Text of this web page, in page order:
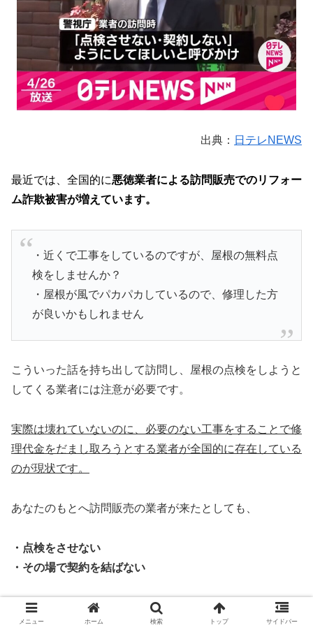
出典： 日テレNEWS
最近では、全国的に悪徳業者による訪問販売でのリフォー
ム詐欺被害が増えています。
・近くで工事をしているのですが、屋根の無料点
検をしませんか？
・屋根が風でパカパカしているので、修理した方
が良いかもしれません
こういった話を持ち出して訪問し、屋根の点検をしようと
してくる業者には注意が必要です。
実際は壊れていないのに、必要のない工事をすることで修
理代金をだまし取ろうとする業者が全国的に存在している
のが現状です。
あなたのもとへ訪問販売の業者が来たとしても、
・点検をさせない
・その場で契約を結ばない
この2つを守るようにしてください。
メニュー ホーム 検索 トップ サイドバー